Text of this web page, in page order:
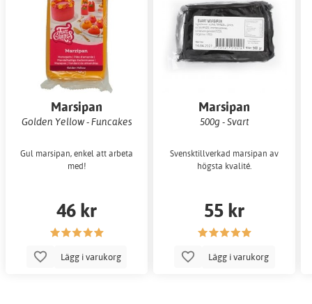
Marsipan
Golden Yellow - Funcakes
Gul marsipan, enkel att arbeta
med!
46 kr
Lägg i varukorg
Marsipan
500g - Svart
Svensktillverkad marsipan av
högsta kvalité.
55 kr
Lägg i varukorg